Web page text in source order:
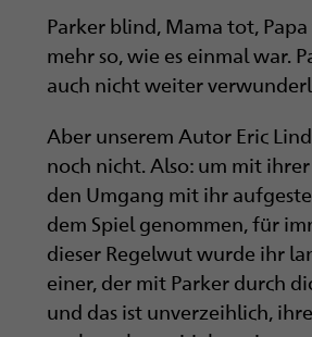
Parker blind, Mama tot,
mehr so, wie es einmal war.
auch nicht weiter
Aber unserem Autor Eric
noch nicht. Also: um mit
den Umgang mit ihr
dem Spiel genommen, für
dieser ­Regelwut wurde ihr
einer, der mit Parker durch
und das ist unverzeihlich,